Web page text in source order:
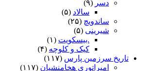
دسر (۹)
سالاد (۵)
ساندویچ (۲۵)
شیرینی (۵)
.بیسکویت (۱)
کیک و کلوچه (۴)
تاریخ سرزمین پارس (۱۱۷)
امپراتوری هخامنشیان (۱۱۷)